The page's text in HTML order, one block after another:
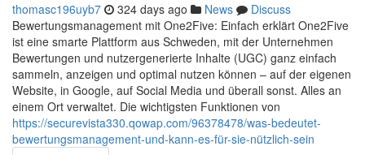
thomasc196uyb7 324 days ago News
Discuss
Bewertungsmanagement mit One2Five: Einfach erklärt One2Five
ist eine smarte Plattform aus Schweden, mit der Unternehmen
Bewertungen und nutzergenerierte Inhalte (UGC) ganz einfach
sammeln, anzeigen und optimal nutzen können – auf der eigenen
Website, in Google, auf Social Media und überall sonst. Alles an
einem Ort verwaltet. Die wichtigsten Funktionen von
https://securevista330.qowap.com/96378478/was-bedeutet-
bewertungsmanagement-und-kann-es-für-sie-nützlich-sein